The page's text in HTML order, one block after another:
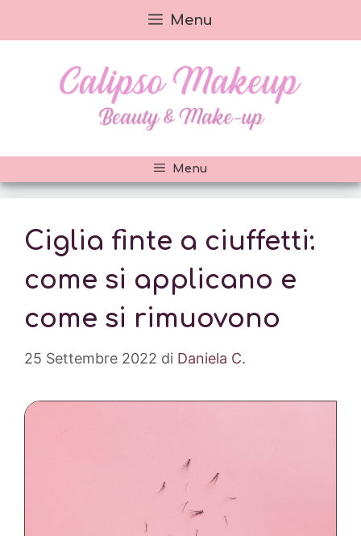
al
Menu
Menu
Ciglia finte a ciuffetti:
come si applicano e
come si rimuovono
25 Settembre 2022 di Daniela C.